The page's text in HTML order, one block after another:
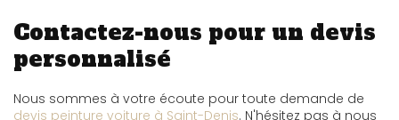
Contactez-nous pour un devis
personnalisé
Nous sommes à votre écoute pour toute demande de
devis peinture voiture à Saint-Denis. N'hésitez pas à nous